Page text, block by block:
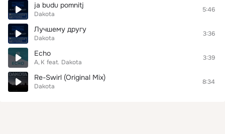
ja budu pomnitj
Dakota
5:46
Лучшему другу
Dakota
3:36
Echo
A K feat. Dakota
3:39
Re-Swirl (Original Mix)
Dakota
8:34